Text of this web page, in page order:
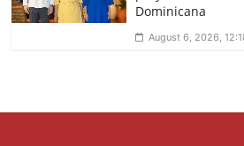
Dominicana
August 6, 2026,